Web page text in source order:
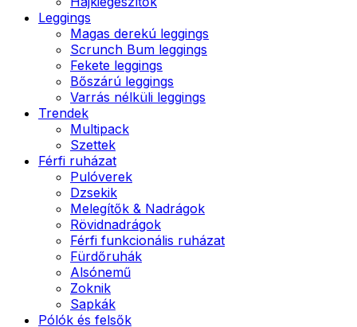
Leggings
Magas derekú leggings
Scrunch Bum leggings
Fekete leggings
Bőszárú leggings
Varrás nélküli leggings
Trendek
Multipack
Szettek
Férfi ruházat
Pulóverek
Dzsekik
Melegítők & Nadrágok
Rövidnadrágok
Férfi funkcionális ruházat
Fürdőruhák
Alsónemű
Zoknik
Sapkák
Pólók és felsők